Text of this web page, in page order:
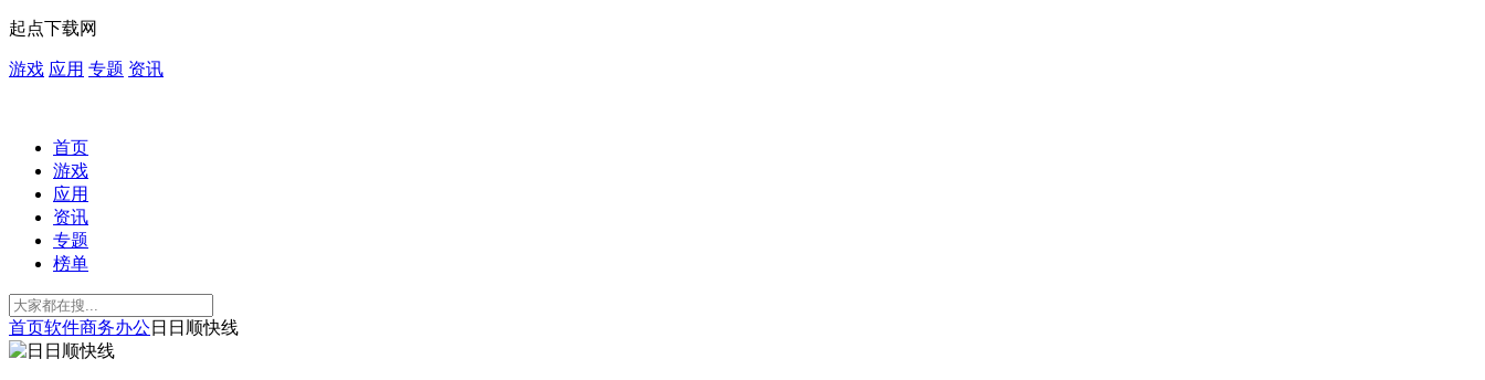
起点下载网
游戏 应用 专题 资讯
首页
游戏
应用
资讯
专题
榜单
首页软件商务办公日日顺快线